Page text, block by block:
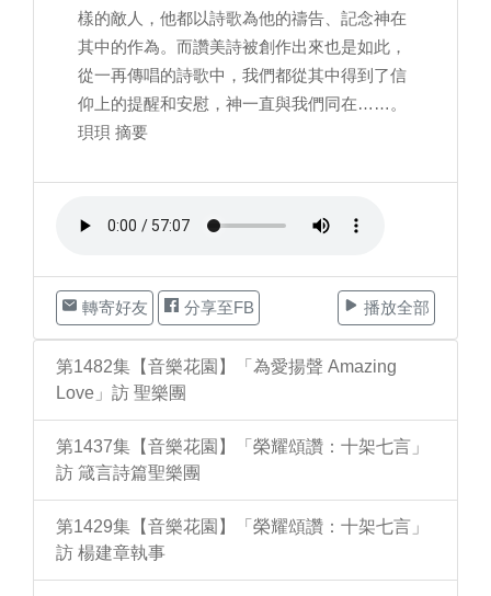
樣的敵人，他都以詩歌為他的禱告、記念神在
其中的作為。而讚美詩被創作出來也是如此，
從一再傳唱的詩歌中，我們都從其中得到了信
仰上的提醒和安慰，神一直與我們同在……。
珼珼 摘要
轉寄好友 分享至FB 播放全部
第1482集【音樂花園】「為愛揚聲 Amazing
Love」訪 聖樂團
第1437集【音樂花園】「榮耀頌讚：十架七言」
訪 箴言詩篇聖樂團
第1429集【音樂花園】「榮耀頌讚：十架七言」
訪 楊建章執事